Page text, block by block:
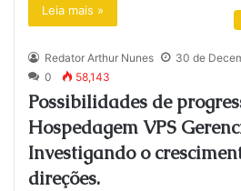
Leia mais »
Redator Arthur Nunes
30 de
0
58,143
Possibilidades de
Hospedagem VPS
Investigando o
direções.